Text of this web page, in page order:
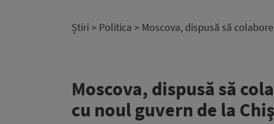
Știri > Politica > Moscova, dispusă să
Moscova, dispusă să
cu noul guvern de la